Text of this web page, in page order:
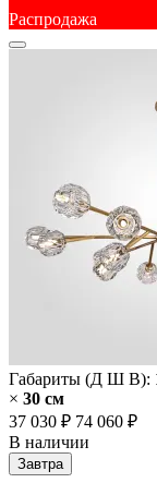
Распродажа
Габариты (Д Ш В):
× 30 cм
37 030 ₽ 74 060 ₽
В наличии
Завтра